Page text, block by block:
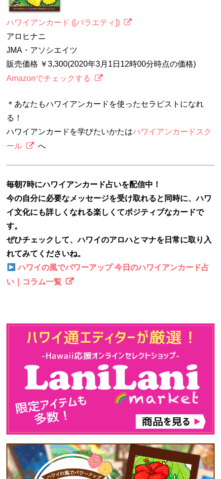
ハワイアンカード ([バラエティ])
アロヒナニ
JMA・アソシエイツ
販売価格 ￥3,300(2020年3月1日12時00分時点の価格)
Amazonでチェックする
＊あなたもハワイアンカードを使ったセラピストになれ
る！
ハワイアンカードを学びたいかたはハワイアンカードスク
ール
へ
毎朝7時にハワイアンカード占いを配信中！
今の自分に必要なメッセージを受け取れると同時に、ハワ
イ文化にも詳しくなれる楽しくてポジティブなカードで
す。
ぜひチェックして、ハワイのアロハとマナを日常に取り入
れてみてくださいね。
ハワイの風でパワーアップ 今日のハワイアンカード占
い｜コラム一覧